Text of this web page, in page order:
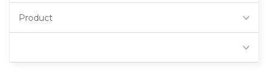
Product